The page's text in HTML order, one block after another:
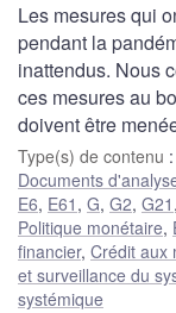
Les mesures qui
pendant la
inattendus. Nous
ces mesures au
doivent être
Type(s) de contenu :
Documents
E6, E61 , G, G2, G21 ,
Politique monétaire,
financier, Crédit aux
et surveillance du
systémique